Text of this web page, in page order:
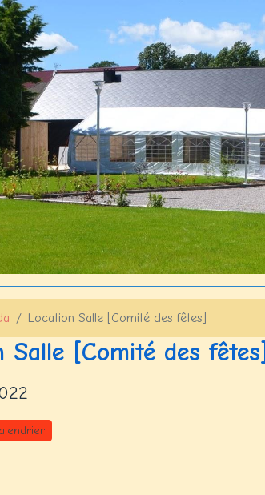
Location Salle [Comité des fêtes]
Salle [Comité des fêtes]